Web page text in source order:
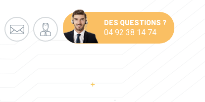
DES QUESTIONS ?
04 92 38 14 74